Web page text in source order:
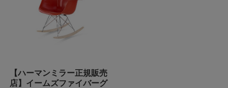
【ハーマンミラー正規販売
店】イームズファイバーグ